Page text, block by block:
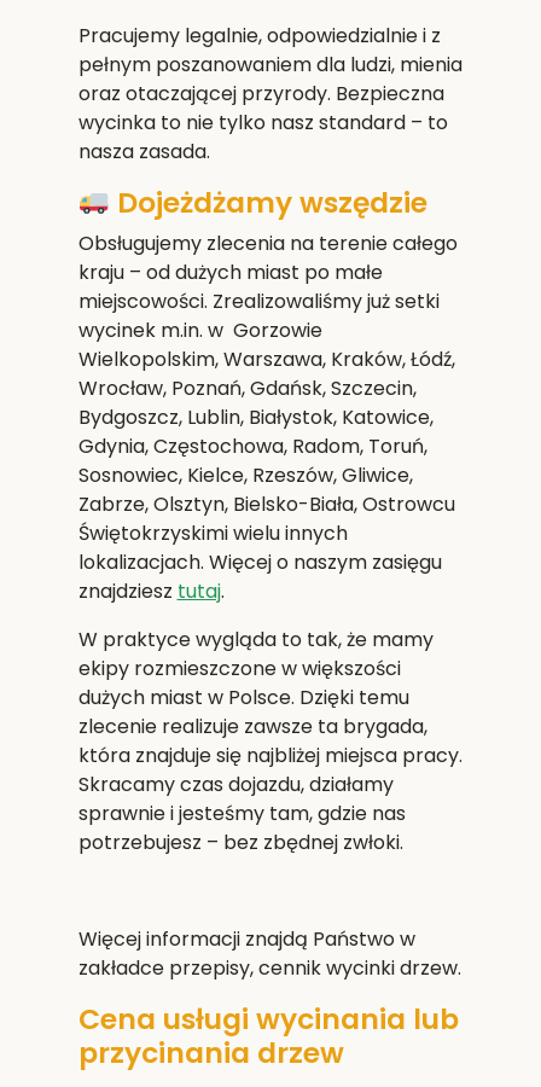
Pracujemy legalnie, odpowiedzialnie i z
pełnym poszanowaniem dla ludzi, mienia
oraz otaczającej przyrody. Bezpieczna
wycinka to nie tylko nasz standard – to
nasza zasada.
Dojeżdżamy wszędzie
Obsługujemy zlecenia na terenie całego
kraju – od dużych miast po małe
miejscowości. Zrealizowaliśmy już setki
wycinek m.in. w Gorzowie
Wielkopolskim,Warszawa, Kraków, Łódź,
Wrocław, Poznań, Gdańsk, Szczecin,
Bydgoszcz, Lublin, Białystok, Katowice,
Gdynia, Częstochowa, Radom, Toruń,
Sosnowiec, Kielce, Rzeszów, Gliwice,
Zabrze, Olsztyn, Bielsko-Biała, Ostrowcu
Świętokrzyskimi wielu innych
lokalizacjach. Więcej o naszym zasięgu
znajdziesz tutaj.
W praktyce wygląda to tak, że mamy
ekipy rozmieszczone w większości
dużych miast w Polsce. Dzięki temu
zlecenie realizuje zawsze ta brygada,
która znajduje się najbliżej miejsca pracy.
Skracamy czas dojazdu, działamy
sprawnie i jesteśmy tam, gdzie nas
potrzebujesz – bez zbędnej zwłoki.
Więcej informacji znajdą Państwo w
zakładce przepisy, cennik wycinki drzew.
Cena usługi wycinania lub
przycinania drzew